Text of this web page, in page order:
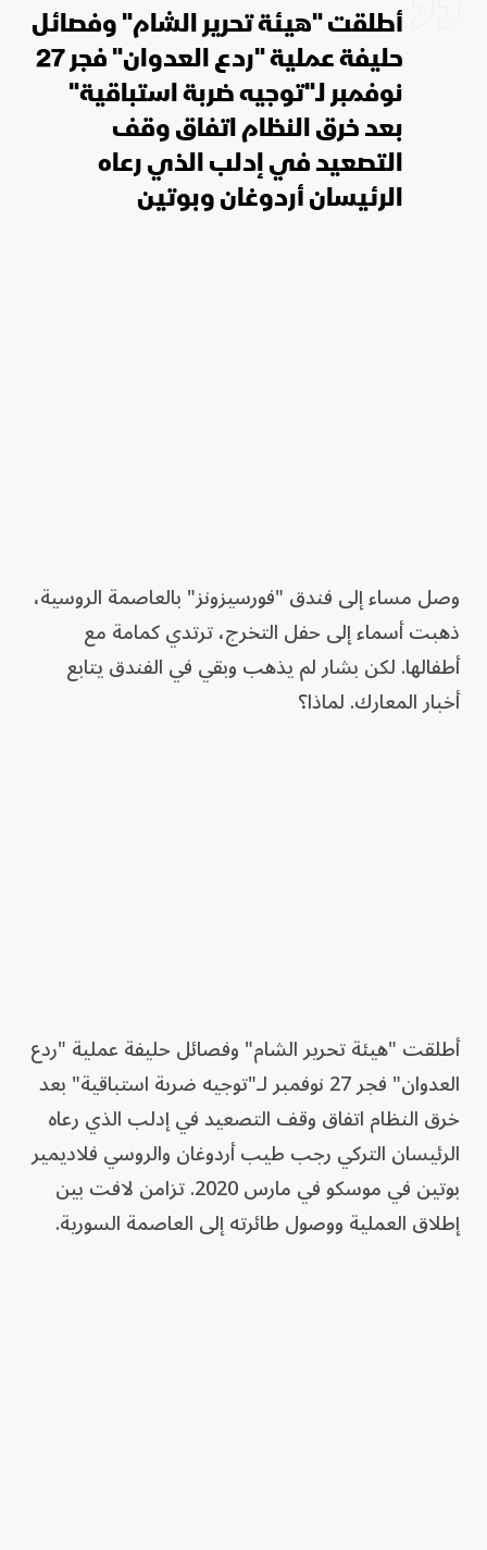
أطلقت "هيئة تحرير الشام" وفصائل
حليفة عملية "ردع العدوان" فجر 27
نوفمبر لـ"توجيه ضربة استباقية"
بعد خرق النظام اتفاق وقف
التصعيد في إدلب الذي رعاه
الرئيسان أردوغان وبوتين
وصل مساء إلى فندق "فورسيزونز" بالعاصمة الروسية،
ذهبت أسماء إلى حفل التخرج، ترتدي كمامة مع
أطفالها. لكن بشار لم يذهب وبقي في الفندق يتابع
أخبار المعارك. لماذا؟
أطلقت "هيئة تحرير الشام" وفصائل حليفة عملية "ردع
العدوان" فجر 27 نوفمبر لـ"توجيه ضربة استباقية" بعد
خرق النظام اتفاق وقف التصعيد في إدلب الذي رعاه
الرئيسان التركي رجب طيب أردوغان والروسي فلاديمير
بوتين في موسكو في مارس 2020. تزامن لافت بين
إطلاق العملية ووصول طائرته إلى العاصمة السورية.